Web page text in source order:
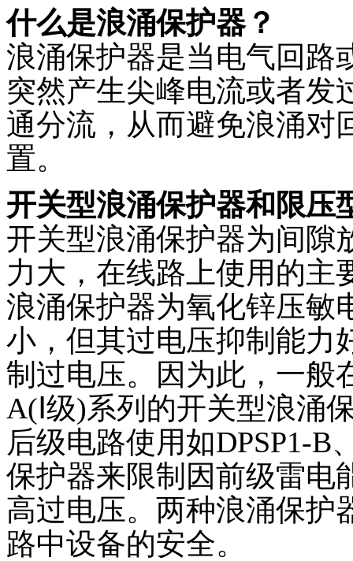
了解更多
手机扫一扫，浏览电子样本。
了解更多
服务承诺
在线留言
保证为用户提供良好的售前、售后服务，为用户在订购前
了解更多
如您对我们的产品或服务有什么问题或建议，请填写下面
了解更多
人才理念
招聘信息
企业之间的竞争本质上就是人才的竞争。人才是企业发展
了解更多
质量部经理
了解更多
联系方式
地理位置
地址：浙江省温州市乐清市柳市镇方斗岩工业区
销售部：0577-62892830 18969716636
技术部：15967779137
传真：0577-62892830
了解更多
什么是浪涌保护器？
浪涌保护器是当电气回路
突然产生尖峰电流或者发
通分流，从而避免浪涌对
置。
开关型浪涌保护器和限压
开关型浪涌保护器为间隙
力大，在线路上使用的主
浪涌保护器为氧化锌压敏
小，但其过电压抑制能力
制过电压。因为此，一般
A(Ⅰ级)系列的开关型浪涌
后级电路使用如DPSP1-
保护器来限制因前级雷电
高过电压。两种浪涌保护
路中设备的安全。